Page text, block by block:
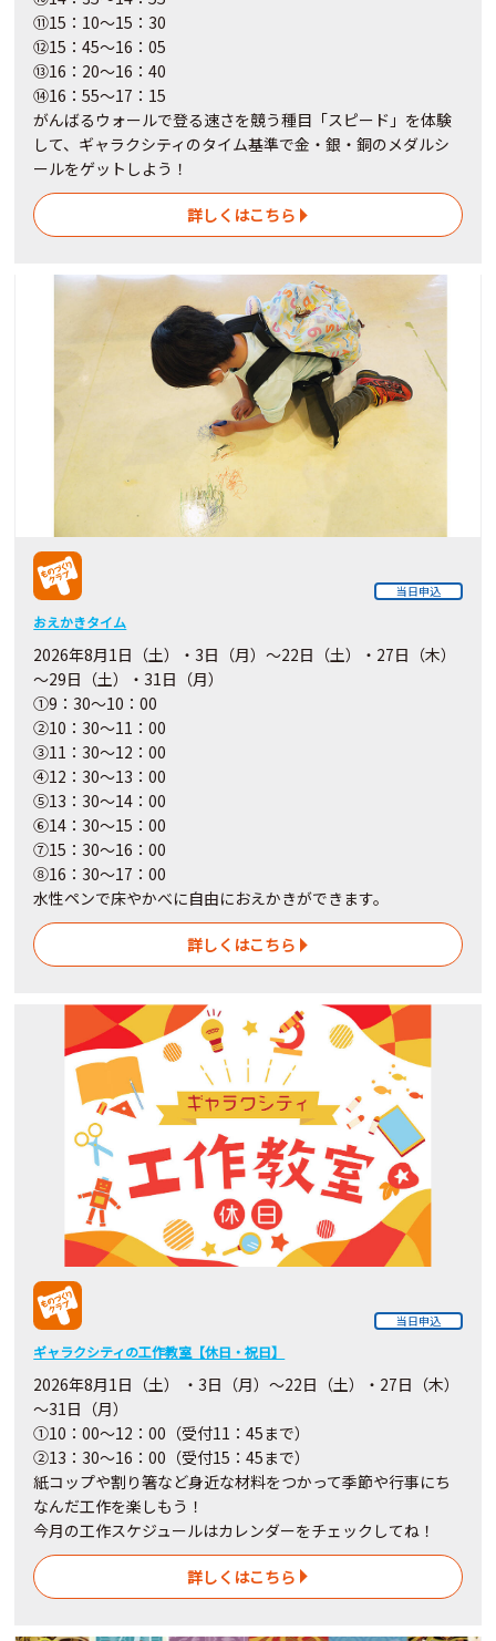
⑪15：10～15：30
⑫15：45～16：05
⑬16：20～16：40
⑭16：55～17：15
がんばるウォールで登る速さを競う種目「スピード」を体験
して、ギャラクシティのタイム基準で金・銀・銅のメダルシ
ールをゲットしよう！
詳しくはこちら
当日申込
おえかきタイム
2026年8月1日（土）・3日（月）～22日（土）・27日（木）
～29日（土）・31日（月）
①9：30～10：00
②10：30～11：00
③11：30～12：00
④12：30～13：00
⑤13：30～14：00
⑥14：30～15：00
⑦15：30～16：00
⑧16：30～17：00
水性ペンで床やかべに自由におえかきができます。
詳しくはこちら
当日申込
ギャラクシティの工作教室【休日・祝日】
2026年8月1日（土） ・3日（月）～22日（土）・27日（木）
～31日（月）
①10：00～12：00（受付11：45まで）
②13：30～16：00（受付15：45まで）
紙コップや割り箸など身近な材料をつかって季節や行事にち
なんだ工作を楽しもう！
今月の工作スケジュールはカレンダーをチェックしてね！
詳しくはこちら